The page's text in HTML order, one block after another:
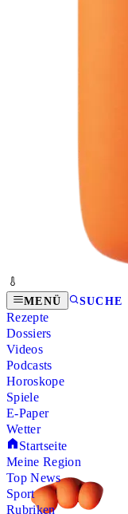
MENÜ SUCHE
Rezepte
Dossiers
Videos
Podcasts
Horoskope
Spiele
E-Paper
Wetter
Startseite
Meine Region
Top News
Sport
Rubriken